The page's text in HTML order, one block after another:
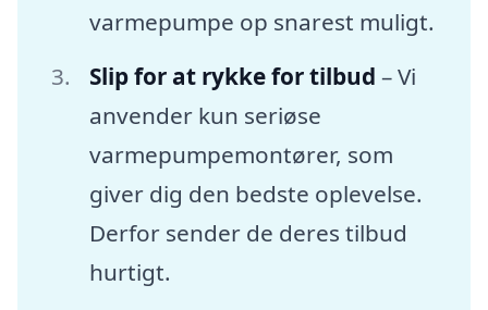
varmepumpe op snarest muligt.
Slip for at rykke for tilbud – Vi
anvender kun seriøse
varmepumpemontører, som
giver dig den bedste oplevelse.
Derfor sender de deres tilbud
hurtigt.